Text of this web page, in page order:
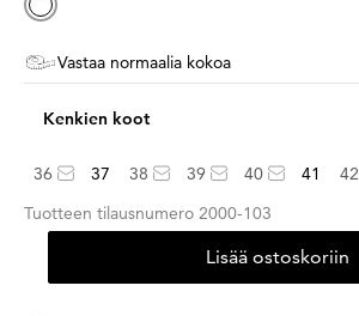
Vastaa normaalia kokoa
Kenkien koot
36 37 38 39 40 41
42
Tuotteen tilausnumero 2000-103
Lisää ostoskoriin